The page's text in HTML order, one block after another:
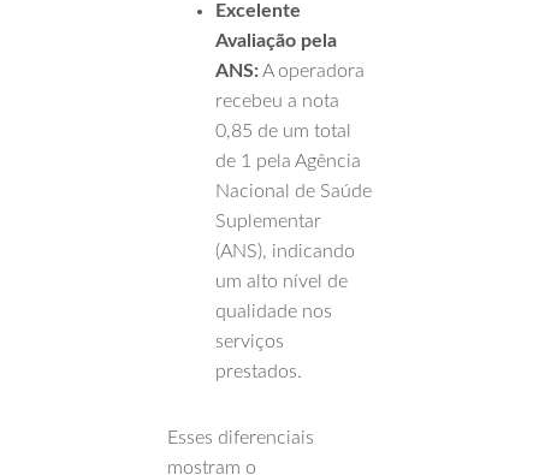
Excelente
Avaliação pela
ANS: A operadora
recebeu a nota
0,85 de um total
de 1 pela Agência
Nacional de Saúde
Suplementar
(ANS), indicando
um alto nível de
qualidade nos
serviços
prestados.
Esses diferenciais
mostram o